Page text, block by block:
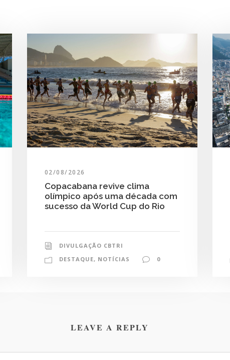
02/08/2026
Copacabana revive clima
olímpico após uma década com
sucesso da World Cup do Rio
DIVULGAÇÃO CBTRI
DESTAQUE, NOTÍCIAS 0
LEAVE A REPLY